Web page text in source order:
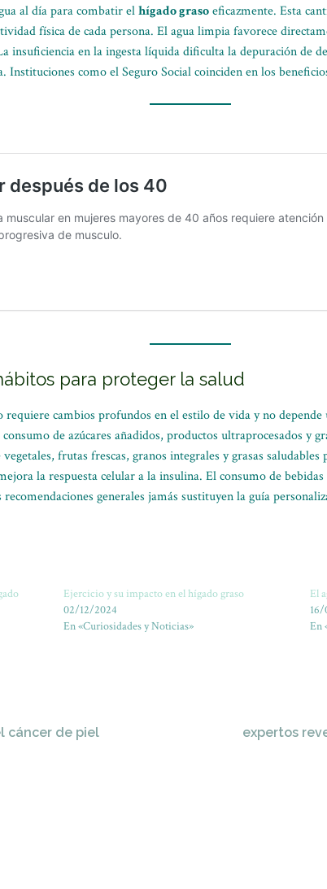
al día para combatir elhígado grasoeficazmente. Esta
física de cada persona. El agua limpia favorece
insuficiencia en la ingesta líquida dificulta la depuración de
como el Seguro Social coinciden en los
para proteger la salud
cambios profundos en el estilo de vida y no depende
de azúcares añadidos, productos ultraprocesados y
frutas frescas, granos integrales y grasas
la respuesta celular a la insulina. El consumo de
generales jamás sustituyen la guía
Ejercicio y su impacto en el hígado graso
02/12/2024
En «Curiosidades y Noticias»
El
En
cáncer de piel expertos